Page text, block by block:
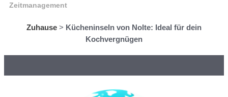
Zeitmanagement
Zuhause > Kücheninseln von Nolte: Ideal für dein
Kochvergnügen